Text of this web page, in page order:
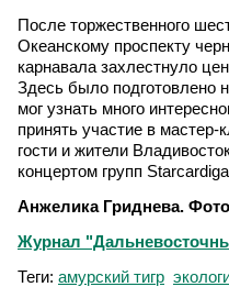
После торжественного
Океанскому проспекту
карнавала захлестнуло
Здесь было подготовлено
мог узнать много
принять участие в
гости и жители
концертом групп
Анжелика Гриднева.
Журнал
Теги: амурский тигр